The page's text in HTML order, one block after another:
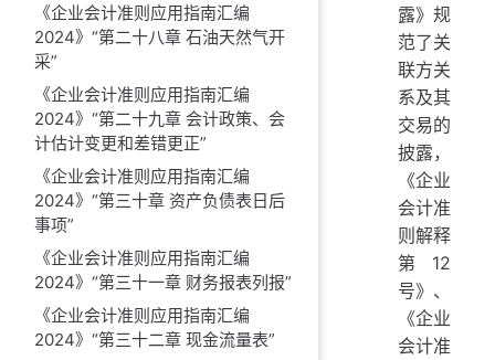
《企业会计准则应用指南汇编
2024》“第二十八章 石油天然气开
采”
《企业会计准则应用指南汇编
2024》“第二十九章 会计政策、会
计估计变更和差错更正”
《企业会计准则应用指南汇编
2024》“第三十章 资产负债表日后
事项”
《企业会计准则应用指南汇编
2024》“第三十一章 财务报表列报”
《企业会计准则应用指南汇编
2024》“第三十二章 现金流量表”
露》规
范了关
联方关
系及其
交易的
披露，
《企业
会计准
则解释
第12
号》、
《企业
会计准